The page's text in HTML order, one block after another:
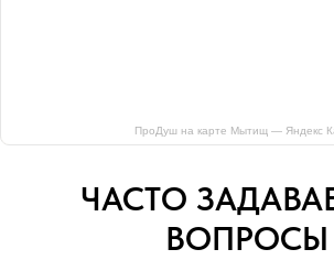
ПроДуш на карте Мытищ — Яндекс
ЧАСТО
ВОПРОСЫ